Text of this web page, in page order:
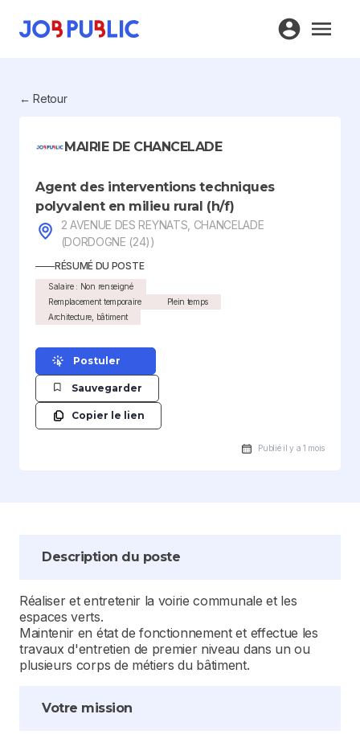
← Retour
MAIRIE DE CHANCELADE
Agent des interventions techniques
polyvalent en milieu rural (h/f)
2 AVENUE DES REYNATS, CHANCELADE
(DORDOGNE (24))
RÉSUMÉ DU POSTE
Salaire : Non renseigné
Remplacement temporaire
Plein temps
Architecture, bâtiment
Postuler
Sauvegarder
Copier le lien
Publié il y a 1 mois
Description du poste
Réaliser et entretenir la voirie communale et les
espaces verts.
Maintenir en état de fonctionnement et effectue les
travaux d'entretien de premier niveau dans un ou
plusieurs corps de métiers du bâtiment.
Votre mission